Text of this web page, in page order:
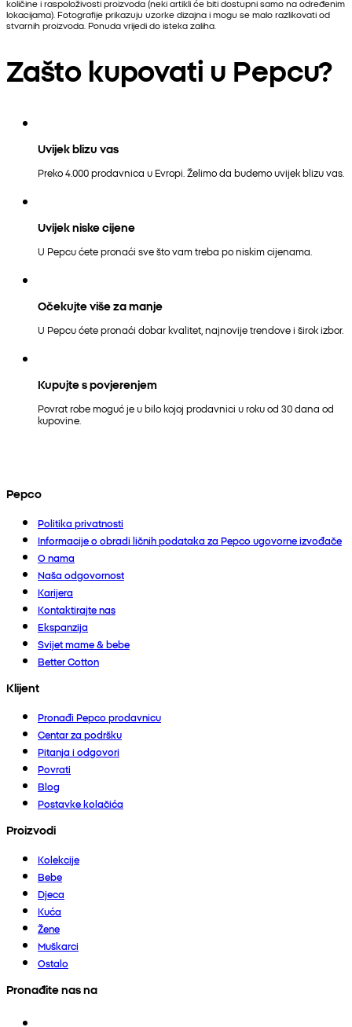
količine i raspoloživosti proizvoda (neki artikli će biti dostupni samo na određenim
lokacijama). Fotografije prikazuju uzorke dizajna i mogu se malo razlikovati od
stvarnih proizvoda. Ponuda vrijedi do isteka zaliha.
Zašto kupovati u Pepcu?
Uvijek blizu vas
Preko 4.000 prodavnica u Evropi. Želimo da budemo uvijek blizu vas.
Uvijek niske cijene
U Pepcu ćete pronaći sve što vam treba po niskim cijenama.
Očekujte više za manje
U Pepcu ćete pronaći dobar kvalitet, najnovije trendove i širok izbor.
Kupujte s povjerenjem
Povrat robe moguć je u bilo kojoj prodavnici u roku od 30 dana od
kupovine.
Pepco
Politika privatnosti
Informacije o obradi ličnih podataka za Pepco ugovorne izvođače
O nama
Naša odgovornost
Karijera
Kontaktirajte nas
Ekspanzija
Svijet mame & bebe
Better Cotton
Klijent
Pronađi Pepco prodavnicu
Centar za podršku
Pitanja i odgovori
Povrati
Blog
Postavke kolačića
Proizvodi
Kolekcije
Bebe
Djeca
Kuća
Žene
Muškarci
Ostalo
Pronađite nas na